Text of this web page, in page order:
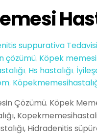
suppurativa
çözümü Köpek
Hs hastalığı
,
Çözümü. Köpek
Hidradenitis